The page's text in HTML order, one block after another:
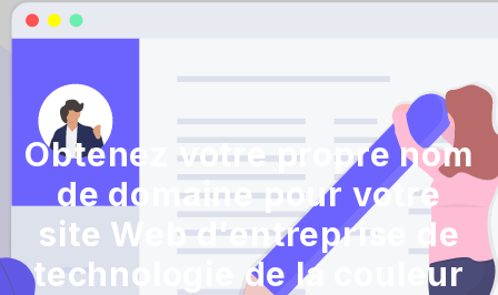
Obtenez votre propre nom
de domaine pour votre
site Web d'entreprise de
technologie de la couleur